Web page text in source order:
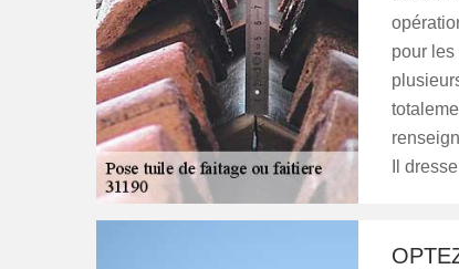
pour les
Il